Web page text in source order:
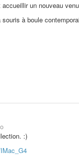
un nouveau
à boule
:)